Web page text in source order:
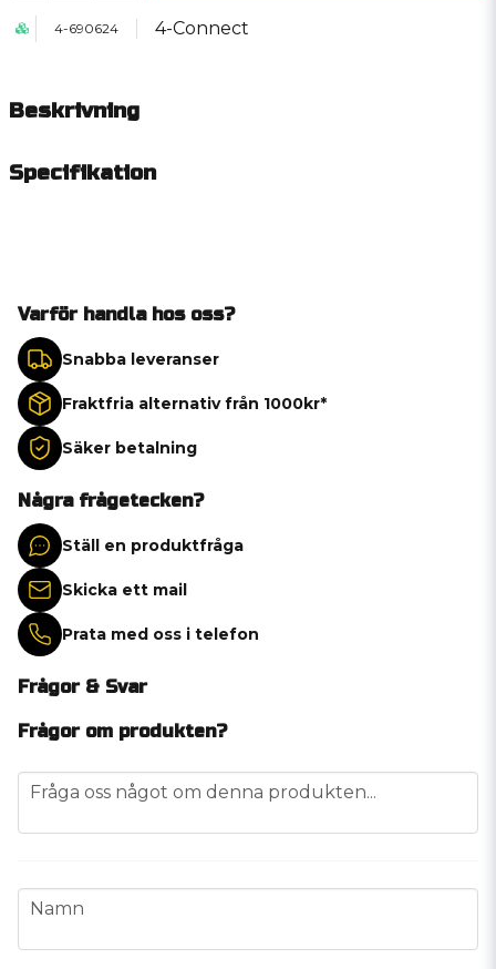
4-690624 4-Connect
Beskrivning
Specifikation
Varför handla hos oss?
Snabba leveranser
Fraktfria alternativ från 1000kr*
Säker betalning
Några frågetecken?
Ställ en produktfråga
Skicka ett mail
Prata med oss i telefon
Frågor & Svar
Frågor om produkten?
question
Fråga oss något om denna produkten...
name
Namn